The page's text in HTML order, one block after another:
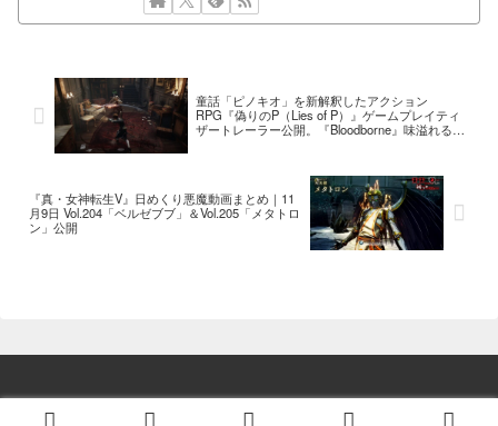
童話「ピノキオ」を新解釈したアクション
RPG『偽りのP（Lies of P）』ゲームプレイティ
ザートレーラー公開。『Bloodborne』味溢れるゲ
『真・女神転生V』日めくり悪魔動画まとめ｜11
月9日 Vol.204「ベルゼブブ」＆Vol.205「メタトロ
ン」公開
© 2014 ゲーム情報！ゲームのはなし.